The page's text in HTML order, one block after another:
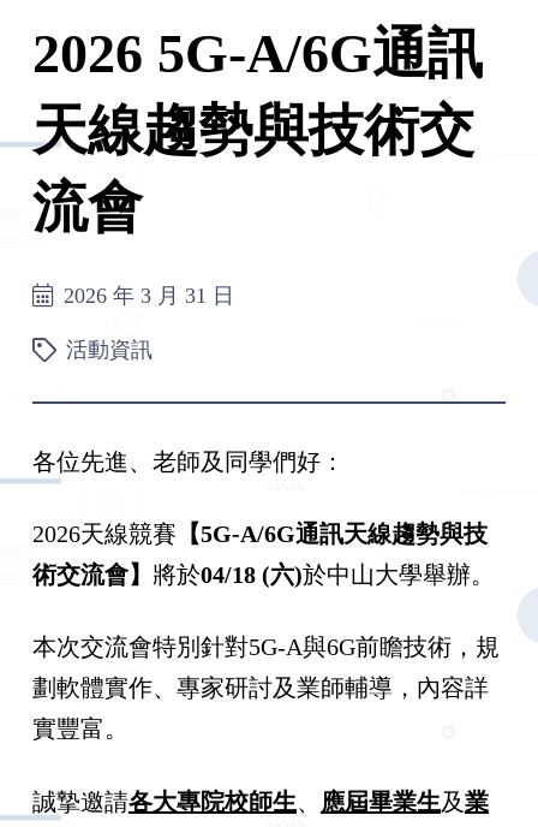
2026 5G-A/6G通訊
天線趨勢與技術交
流會
2026 年 3 月 31 日
活動資訊
各位先進、老師及同學們好：
2026天線競賽 【5G-A/6G通訊天線趨勢與技
術交流會】 將於04/18 (六)於中山大學舉辦。
本次交流會特別針對5G-A與6G前瞻技術，規
劃軟體實作、專家研討及業師輔導，內容詳
實豐富。
誠摯邀請各大專院校師生、 應屆畢業生及業